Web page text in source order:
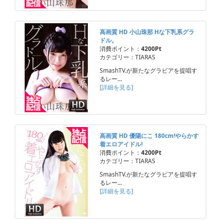
高画質 HD 小山珠那 Hな下乳系グラ
ドル。
消費ポイント： 4200Pt
カテゴリー：TIARAS
SmashTV.が新たなグラビアを提唱す
るレー…
[詳細を見る]
高画質 HD 優陽にこ 180cm!やらかす
着エロアイドル!
消費ポイント： 4200Pt
カテゴリー：TIARAS
SmashTV.が新たなグラビアを提唱す
るレー…
[詳細を見る]